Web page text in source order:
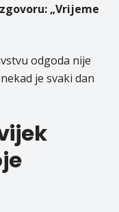
„Vrijeme
odgoda nije
je svaki dan